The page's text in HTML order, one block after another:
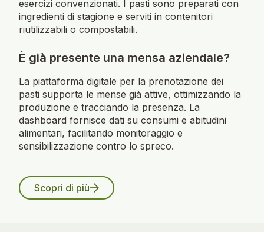
esercizi convenzionati. I pasti sono preparati con
ingredienti di stagione e serviti in contenitori
riutilizzabili o compostabili.
È già presente una mensa aziendale?
La piattaforma digitale per la prenotazione dei
pasti supporta le mense già attive, ottimizzando la
produzione e tracciando la presenza. La
dashboard fornisce dati su consumi e abitudini
alimentari, facilitando monitoraggio e
sensibilizzazione contro lo spreco.
Scopri di più